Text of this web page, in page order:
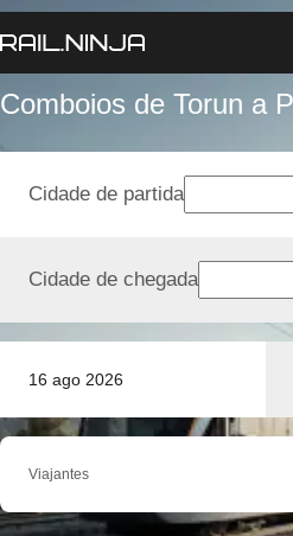
Comboios de Torun a
16 ago 2026
Cidade de partida
Cidade de chegada
Viajantes